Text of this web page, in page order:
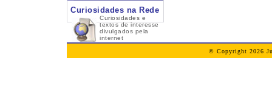
Curiosidades na Rede
Curiosidades e
textos de interesse
divulgados pela
internet
© Copyright 2026